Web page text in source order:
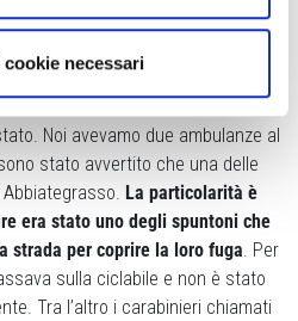
cookie necessari
di bici sul far della sera. L’uscita
la parte più difficile.
Noi avevamo due ambulanze al
stato avvertito che una delle
La particolarità è
era stato uno degli spuntoni che
strada per coprire la loro fuga. Per
sulla ciclabile e non è stato
Tra l’altro i carabinieri chiamati